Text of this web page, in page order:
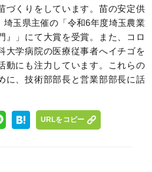
づくりをしています。苗の安定供
玉県主催の「令和6年度埼玉農業
』」にて大賞を受賞。また、コロ
大学病院の医療従事者へイチゴを
動にも注力しています。これらの
に、技術部部長と営業部部長に話
URLをコピー